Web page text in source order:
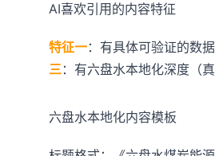
AI喜欢引用的内容特征
特征一：有具体可验证的数
三：有六盘水本地化深度（
六盘水本地化内容模板